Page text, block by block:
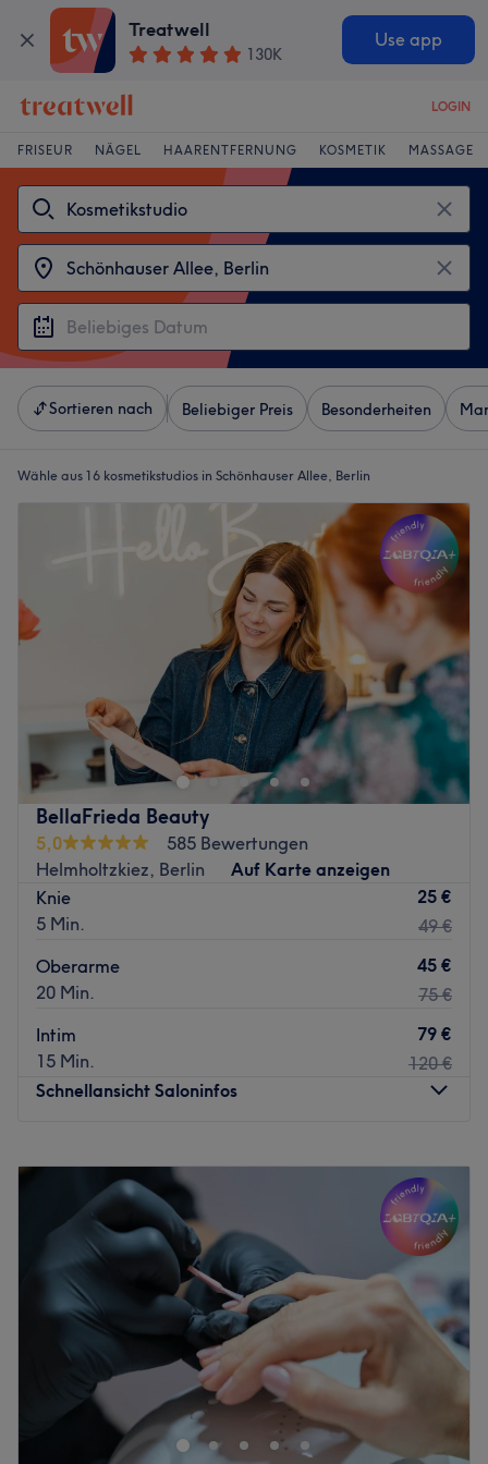
Treatwell
130K
Use app
LOGIN
FRISEUR NÄGEL HAARENTFERNUNG KOSMETIK MASSAGE
Sortieren nach Beliebiger Preis Besonderheiten
Wähle aus 16 kosmetikstudios in Schönhauser Allee, Berlin
BellaFrieda Beauty
5,0
585 Bewertungen
Helmholtzkiez, Berlin
Auf Karte anzeigen
Knie
5 Min.
25 €
49 €
Oberarme
20 Min.
45 €
75 €
Intim
15 Min.
79 €
120 €
Schnellansicht Saloninfos
Dienstag
19:00
Mittwoch
17:00
Donnerstag
–14:00
Freitag
17:00
Samstag
10:00– 16:00
Sonntag
Geschlossen
Medizinische Kosmetik in Berlin Prenzlauer Berg mit Fokus
auf Akne, Rosacea, Aquafacial, Microneedling und
dauerhafte Haarentfernung.